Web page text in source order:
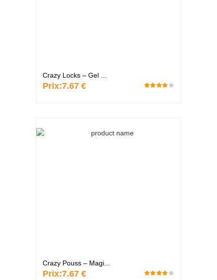
Crazy Locks – Gel ...
Prix:7.67 €
Crazy Pouss – Magi...
Prix:7.67 €